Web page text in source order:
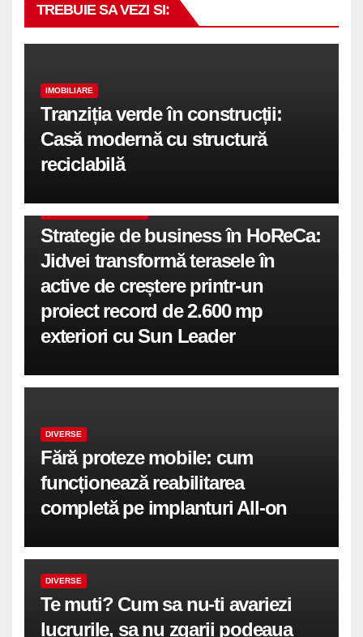
TREBUIE SA VEZI SI:
IMOBILIARE
Tranziția verde în construcții:
Casă modernă cu structură
reciclabilă
Strategie de business în HoReCa:
Jidvei transformă terasele în
active de creștere printr-un
proiect record de 2.600 mp
exteriori cu Sun Leader
DIVERSE
Fără proteze mobile: cum
funcționează reabilitarea
completă pe implanturi All-on
DIVERSE
Te muti? Cum sa nu-ti avariezi
lucrurile, sa nu zgarii podeaua